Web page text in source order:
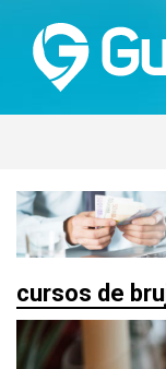
cursos de